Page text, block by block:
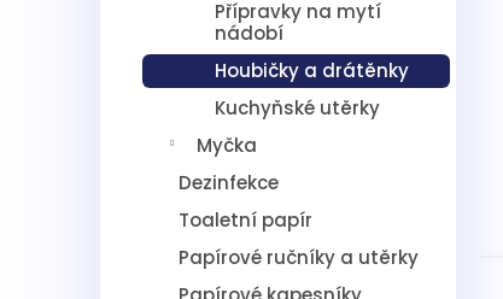
Přípravky na mytí
nádobí
Houbičky a drátěnky
Kuchyňské utěrky
Myčka
Dezinfekce
Toaletní papír
Papírové ručníky a utěrky